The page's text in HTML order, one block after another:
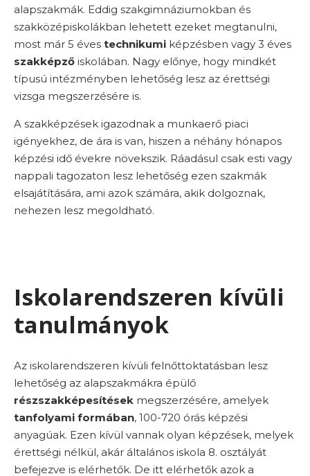
alapszakmák. Eddig szakgimnáziumokban és
szakközépiskolákban lehetett ezeket megtanulni,
most már 5 éves technikumi képzésben vagy 3 éves
szakképző iskolában. Nagy előnye, hogy mindkét
típusú intézményben lehetőség lesz az érettségi
vizsga megszerzésére is.
A szakképzések igazodnak a munkaerő piaci
igényekhez, de ára is van, hiszen a néhány hónapos
képzési idő évekre növekszik. Ráadásul csak esti vagy
nappali tagozaton lesz lehetőség ezen szakmák
elsajátítására, ami azok számára, akik dolgoznak,
nehezen lesz megoldható.
Iskolarendszeren kívüli
tanulmányok
Az iskolarendszeren kívüli felnőttoktatásban lesz
lehetőség az alapszakmákra épülő
részszakképesítések megszerzésére, amelyek
tanfolyami formában, 100-720 órás képzési
anyagúak. Ezen kívül vannak olyan képzések, melyek
érettségi nélkül, akár általános iskola 8. osztályát
befejezve is elérhetők. De itt elérhetők azok a